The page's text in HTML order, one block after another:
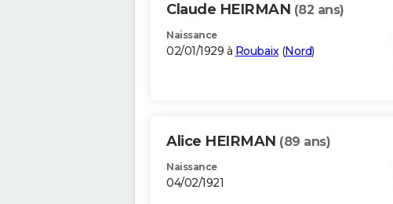
Claude HEIRMAN (82 ans)
Naissance
02/01/1929 à Roubaix(Nord)
Alice HEIRMAN (89 ans)
Naissance
04/02/1921